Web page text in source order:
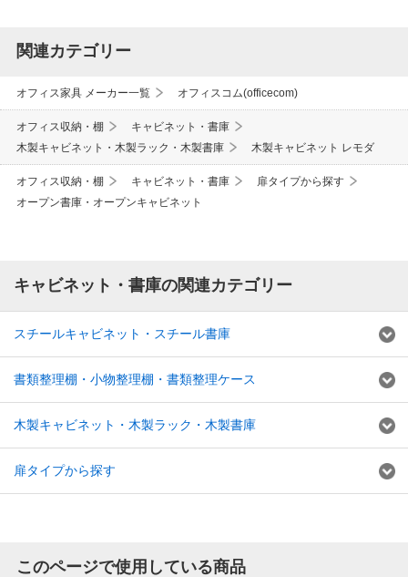
関連カテゴリー
オフィス家具 メーカー一覧 オフィスコム(officecom)
オフィス収納・棚
キャビネット・書庫
木製キャビネット・木製ラック・木製書庫
木製キャビネット レモダ
オフィス収納・棚 キャビネット・書庫
扉タイプから探す
オープン書庫・オープンキャビネット
キャビネット・書庫の関連カテゴリー
スチールキャビネット・スチール書庫
書類整理棚・小物整理棚・書類整理ケース
木製キャビネット・木製ラック・木製書庫
扉タイプから探す
このページで使用している商品